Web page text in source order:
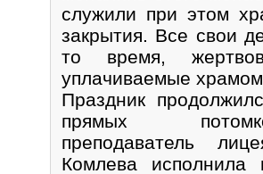
служили при этом
закрытия. Все свои
то время,
уплачиваемые
Праздник
прямых
преподаватель
Комлева